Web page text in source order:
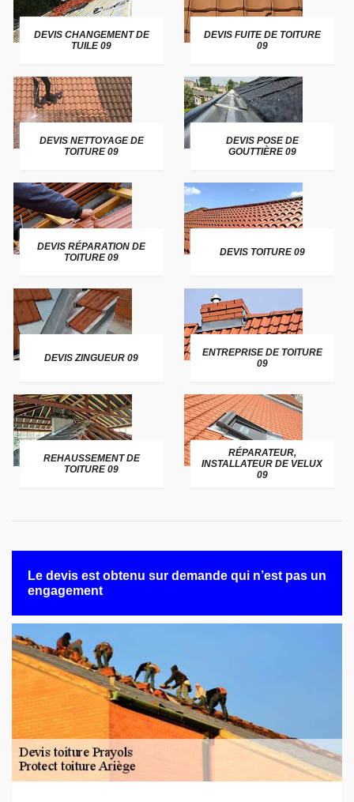
DEVIS CHANGEMENT DE
TUILE 09
DEVIS FUITE DE TOITURE
09
DEVIS NETTOYAGE DE
TOITURE 09
DEVIS POSE DE
GOUTTIÈRE 09
DEVIS RÉPARATION DE
TOITURE 09
DEVIS TOITURE 09
DEVIS ZINGUEUR 09
ENTREPRISE DE TOITURE
09
REHAUSSEMENT DE
TOITURE 09
RÉPARATEUR,
INSTALLATEUR DE VELUX
09
Le devis est obtenu sur demande qui n’est pas un
engagement